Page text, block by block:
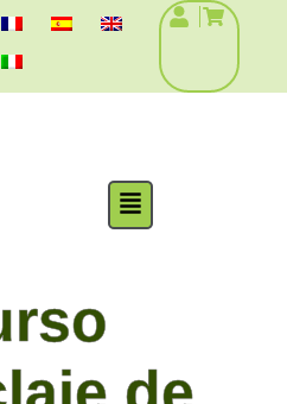
Flyout
Menu